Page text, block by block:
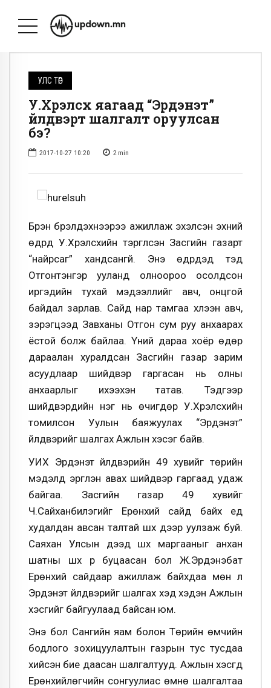
УЛС ТӨР
У.Хүрэлсүх яагаад “Эрдэнэт”
үйлдвэрт шалгалт оруулсан
бэ?
2017-10-27 10:20 2 min
Бүрэн бүрэлдэхүүнээрээ ажиллаж эхэлсэн эхний
өдрүүд У.Хүрэлсүхийн тэргүүлсэн Засгийн газарт
“найрсаг” хандсангүй. Энэ өдрүүдэд тэд
Отгонтэнгэр ууланд олноороо осолдсон
иргэдийн тухай мэдээллийг авч, онцгой
байдал зарлав. Сайд нар тамгаа хүлээн авч,
зэрэгцээд Завханы Отгон сум руу анхаарах
ёстой болж байлаа. Үүний дараа хоёр өдөр
дараалан хуралдсан Засгийн газар зарим
асуудлаар шийдвэр гаргасан нь олны
анхаарлыг ихээхэн татав. Тэдгээр
шийдвэрүүдийн нэг нь өчигдөр У.Хүрэлсүхийн
томилсон Уулын баяжуулах “Эрдэнэт”
үйлдвэрийг шалгах Ажлын хэсэг байв.
УИХ Эрдэнэт үйлдвэрийн 49 хувийг төрийн
мэдэлд эргүүлэн авах шийдвэр гаргаад удаж
байгаа. Засгийн газар 49 хувийг
Ч.Сайханбилэгийг Ерөнхий сайд байх үед
худалдан авсан талтай шүүх дээр уулзаж буй.
Саяхан Улсын дээд шүүх маргааныг анхан
шатны шүүх рүү буцаасан бол Ж.Эрдэнэбат
Ерөнхий сайдаар ажиллаж байхдаа мөн л
Эрдэнэт үйлдвэрийг шалгах хэд хэдэн Ажлын
хэсгийг байгуулаад байсан юм.
Энэ бол Сангийн яам болон Төрийн өмчийн
бодлого зохицуулалтын газрын тус тусдаа
хийсэн бие даасан шалгалтууд. Ажлын хэсгүүд
Ерөнхийлөгчийн сонгуулиас өмнө шалгалтаа